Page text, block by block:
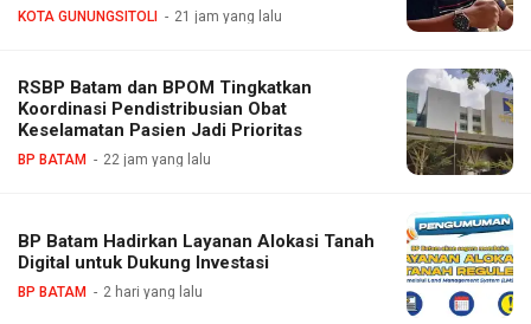
KOTA GUNUNGSITOLI 21 jam yang lalu
RSBP Batam dan BPOM Tingkatkan
Koordinasi Pendistribusian Obat
Keselamatan Pasien Jadi Prioritas
BP BATAM 22 jam yang lalu
BP Batam Hadirkan Layanan Alokasi Tanah
Digital untuk Dukung Investasi
BP BATAM 2 hari yang lalu